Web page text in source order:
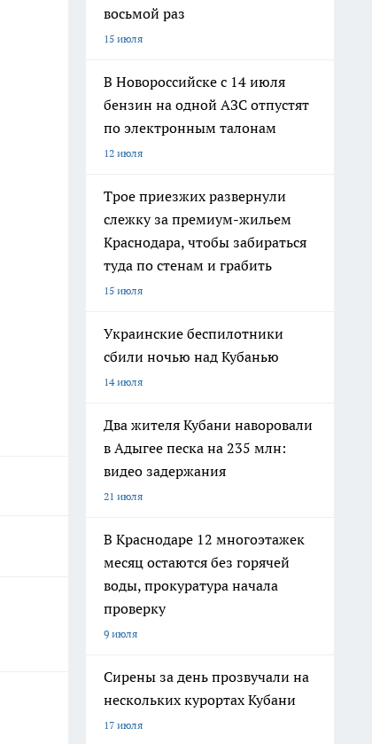
восьмой раз
15 июля
В Новороссийске с 14 июля
бензин на одной АЗС отпустят
по электронным талонам
12 июля
Трое приезжих развернули
слежку за премиум-жильем
Краснодара, чтобы забираться
туда по стенам и грабить
15 июля
Украинские беспилотники
сбили ночью над Кубанью
14 июля
Два жителя Кубани наворовали
в Адыгее песка на 235 млн:
видео задержания
21 июля
В Краснодаре 12 многоэтажек
месяц остаются без горячей
воды, прокуратура начала
проверку
9 июля
Сирены за день прозвучали на
нескольких курортах Кубани
17 июля